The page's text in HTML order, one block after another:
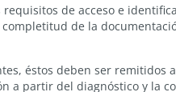
de acceso e
de la
éstos deben ser remitidos
a partir del diagnóstico y la